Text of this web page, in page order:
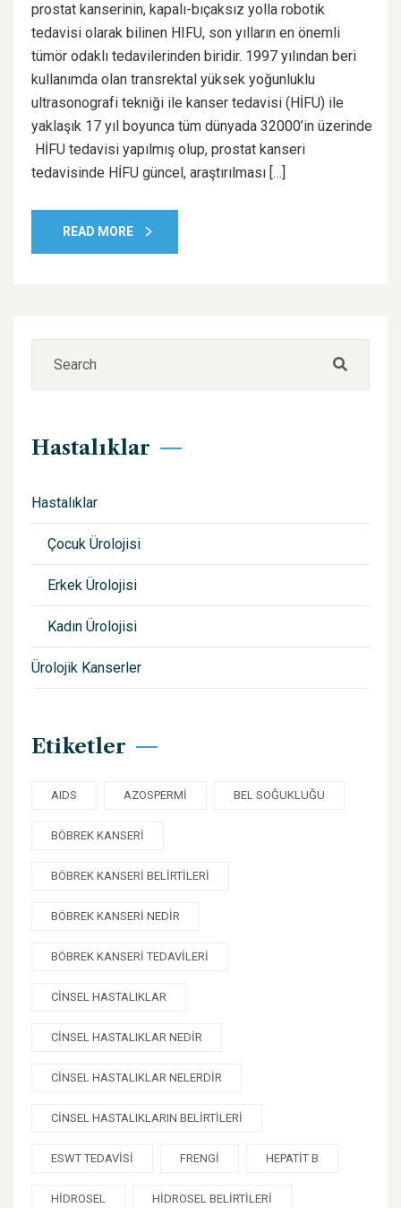
prostat kanserinin, kapalı-bıçaksız yolla robotik
tedavisi olarak bilinen HIFU, son yılların en önemli
tümör odaklı tedavilerinden biridir. 1997 yılından beri
kullanımda olan transrektal yüksek yoğunluklu
ultrasonografi tekniği ile kanser tedavisi (HİFU) ile
yaklaşık 17 yıl boyunca tüm dünyada 32000’in üzerinde
HİFU tedavisi yapılmış olup, prostat kanseri
tedavisinde HİFU güncel, araştırılması […]
READ MORE
Hastalıklar
Hastalıklar
Çocuk Ürolojisi
Erkek Ürolojisi
Kadın Ürolojisi
Ürolojik Kanserler
Etiketler
AIDS AZOSPERMI BEL SOĞUKLUĞU
BÖBREK KANSERI
BÖBREK KANSERI BELIRTILERI
BÖBREK KANSERI NEDIR
BÖBREK KANSERI TEDAVILERI
CINSEL HASTALIKLAR
CINSEL HASTALIKLAR NEDIR
CINSEL HASTALIKLAR NELERDIR
CINSEL HASTALIKLARIN BELIRTILERI
ESWT TEDAVISI FRENGI HEPATIT B
HIDROSEL HIDROSEL BELIRTILERI